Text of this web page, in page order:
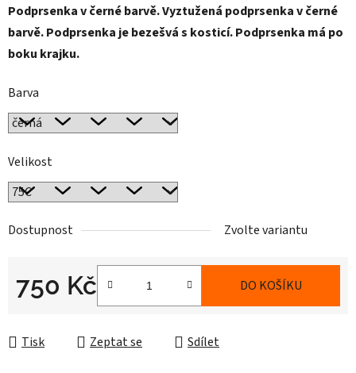
Podprsenka v černé barvě. Vyztužená podprsenka v černé
barvě. Podprsenka je bezešvá s kosticí. Podprsenka má po
boku krajku.
Barva
Velikost
Dostupnost Zvolte variantu
750 Kč DO KOŠÍKU
Tisk Zeptat se Sdílet